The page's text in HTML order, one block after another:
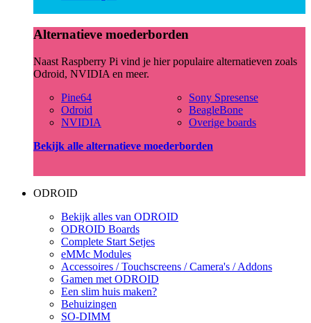
Alternatieve moederborden
Naast Raspberry Pi vind je hier populaire alternatieven zoals
Odroid, NVIDIA en meer.
Pine64
Odroid
NVIDIA
Sony Spresense
BeagleBone
Overige boards
Bekijk alle alternatieve moederborden
ODROID
Bekijk alles van ODROID
ODROID Boards
Complete Start Setjes
eMMc Modules
Accessoires / Touchscreens / Camera's / Addons
Gamen met ODROID
Een slim huis maken?
Behuizingen
SO-DIMM